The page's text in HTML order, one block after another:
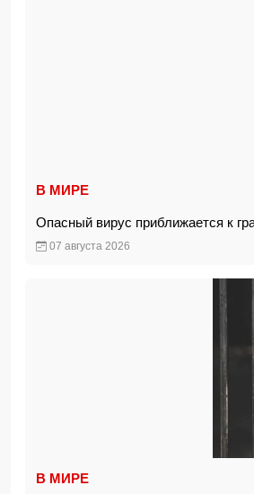
В МИРЕ
Опасный вирус приближается к
07 августа 2026
В МИРЕ